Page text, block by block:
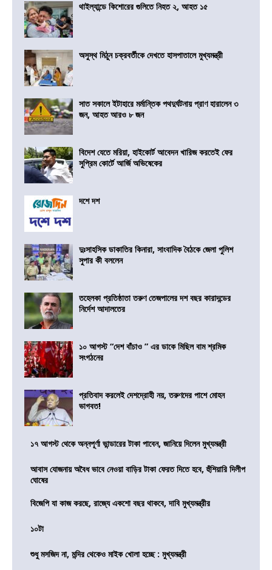
থাইল্যান্ডে কিশোরের গুলিতে নিহত ২, আহত ১৫
অসুস্থ মিঠুন চক্রবর্তীকে দেখতে হাসপাতালে মুখ্যমন্ত্রী
সাত সকালে ইটাহারে মর্মান্তিক পথদুর্ঘটনায় প্রাণ হারালেন ৩
জন, আহত আরও ৮ জন
বিদেশ যেতে মরিয়া, হাইকোর্ট আবেদন খারিজ করতেই ফের
সুপ্রিম কোর্টে আর্জি অভিষেকের
দশে দশ
দুঃসাহসিক ডাকাতির কিনারা, সাংবাদিক বৈঠকে জেলা পুলিশ
সুপার কী বললেন
তহেলকা প্রতিষ্ঠাতা তরুণ তেজপালের দশ বছর কারাদন্ডের
নির্দেশ আদালতের
১০ আগস্ট “দেশ বাঁচাও ” এর ডাকে মিছিল বাম শ্রমিক
সংগঠনের
প্রতিবাদ করলেই দেশদ্রোহী নয়, তরুণদের পাশে মোহন
ভাগবত!
১৭ আগস্ট থেকে অন্নপূর্ণা ভান্ডারের টাকা পাবেন, জানিয়ে দিলেন মুখ্যমন্ত্রী
আবাস যোজনায় অবৈধ ভাবে নেওয়া বাড়ির টাকা ফেরত দিতে হবে, হুঁশিয়ারি দিলীপ
ঘোষের
বিজেপি যা কাজ করছে, রাজ্যে একশো বছর থাকবে, দাবি মুখ্যমন্ত্রীর
১০টা
শুধু মসজিদ না, মন্দির থেকেও মাইক খোলা হচ্ছে : মুখ্যমন্ত্রী